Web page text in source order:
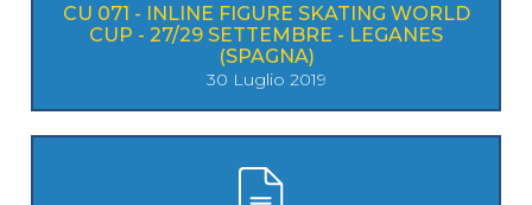
CU 071 - INLINE FIGURE SKATING WORLD
CUP - 27/29 SETTEMBRE - LEGANES
(SPAGNA)
30 Luglio 2019